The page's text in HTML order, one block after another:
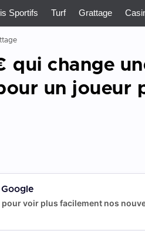
Sportifs Turf Grattage
qui change
un joueur
voir plus facilement nos